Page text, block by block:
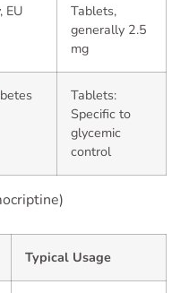
EU
Tablets,
generally 2.5
mg
Tablets:
Specific to
glycemic
control
Typical Usage